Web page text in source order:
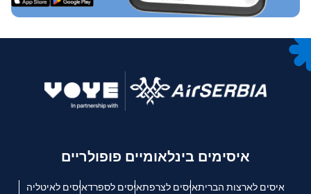
איסימים בינלאומיים פופולריים
איסים לארצות הבריתאיסים לצרפתאיסים לספרדאיסים לאיטליה